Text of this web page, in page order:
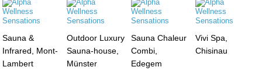
Sauna &
Infrared, Mont-
Lambert
Outdoor Luxury
Sauna-house,
Münster
Sauna Chaleur
Combi,
Edegem
Vivi Spa,
Chisinau